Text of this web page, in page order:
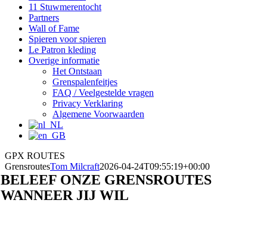
11 Stuwmerentocht
Partners
Wall of Fame
Spieren voor spieren
Le Patron kleding
Overige informatie
Het Ontstaan
Grenspalenfeitjes
FAQ / Veelgestelde vragen
Privacy Verklaring
Algemene Voorwaarden
GPX ROUTES
GrensroutesTom Milcraft2026-04-24T09:55:19+00:00
BELEEF ONZE GRENSROUTES
WANNEER JIJ WIL